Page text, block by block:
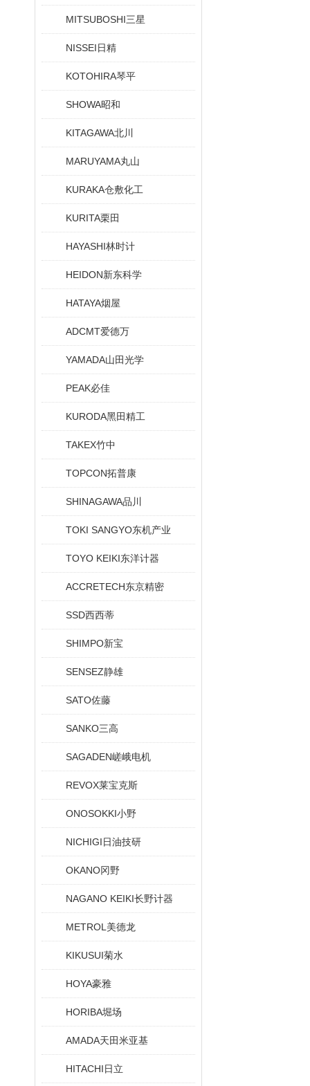
MITSUBOSHI三星
NISSEI日精
KOTOHIRA琴平
SHOWA昭和
KITAGAWA北川
MARUYAMA丸山
KURAKA仓敷化工
KURITA栗田
HAYASHI林时计
HEIDON新东科学
HATAYA烟屋
ADCMT爱德万
YAMADA山田光学
PEAK必佳
KURODA黑田精工
TAKEX竹中
TOPCON拓普康
SHINAGAWA品川
TOKI SANGYO东机产业
TOYO KEIKI东洋计器
ACCRETECH东京精密
SSD西西蒂
SHIMPO新宝
SENSEZ静雄
SATO佐藤
SANKO三高
SAGADEN嵯峨电机
REVOX莱宝克斯
ONOSOKKI小野
NICHIGI日油技研
OKANO冈野
NAGANO KEIKI长野计器
METROL美德龙
KIKUSUI菊水
HOYA豪雅
HORIBA堀场
AMADA天田米亚基
HITACHI日立